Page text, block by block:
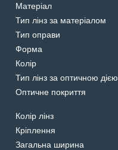
Матеріал
Тип лінз за матеріалом
Тип оправи
Форма
Колір
Тип лінз за оптичною дією
Оптичне покриття
Колір лінз
Кріплення
Загальна ширина